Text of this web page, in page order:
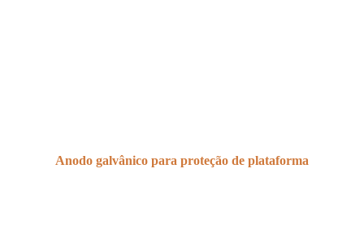
Anodo galvânico para proteção de plataforma